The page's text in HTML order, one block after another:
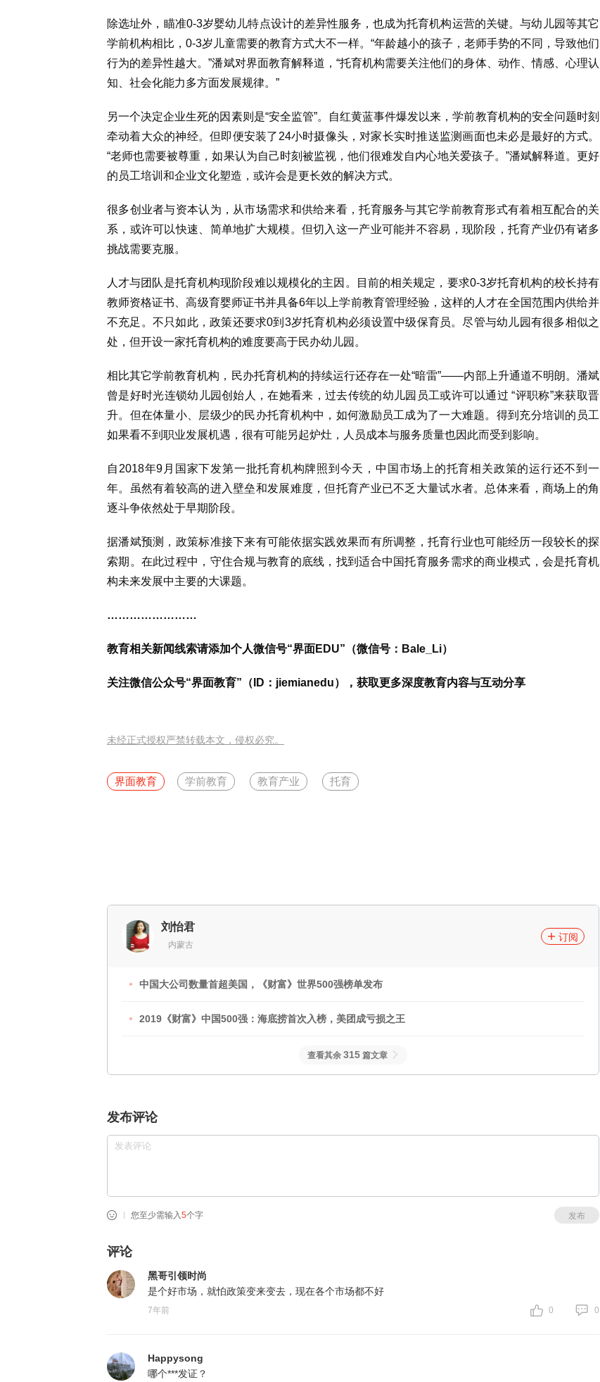
除选址外，瞄准0-3岁婴幼儿特点设计的差异性服务，也成为托育机构运营的关键。与幼儿园等其它
学前机构相比，0-3岁儿童需要的教育方式大不一样。“年龄越小的孩子，老师手势的不同，导致他们
行为的差异性越大。”潘斌对界面教育解释道，“托育机构需要关注他们的身体、动作、情感、心理认
知、社会化能力多方面发展规律。”
另一个决定企业生死的因素则是“安全监管”。自红黄蓝事件爆发以来，学前教育机构的安全问题时刻
牵动着大众的神经。但即便安装了24小时摄像头，对家长实时推送监测画面也未必是最好的方式。
“老师也需要被尊重，如果认为自己时刻被监视，他们很难发自内心地关爱孩子。”潘斌解释道。更好
的员工培训和企业文化塑造，或许会是更长效的解决方式。
很多创业者与资本认为，从市场需求和供给来看，托育服务与其它学前教育形式有着相互配合的关
系，或许可以快速、简单地扩大规模。但切入这一产业可能并不容易，现阶段，托育产业仍有诸多
挑战需要克服。
人才与团队是托育机构现阶段难以规模化的主因。目前的相关规定，要求0-3岁托育机构的校长持有
教师资格证书、高级育婴师证书并具备6年以上学前教育管理经验，这样的人才在全国范围内供给并
不充足。不只如此，政策还要求0到3岁托育机构必须设置中级保育员。尽管与幼儿园有很多相似之
处，但开设一家托育机构的难度要高于民办幼儿园。
相比其它学前教育机构，民办托育机构的持续运行还存在一处“暗雷”——内部上升通道不明朗。潘斌
曾是好时光连锁幼儿园创始人，在她看来，过去传统的幼儿园员工或许可以通过 “评职称”来获取晋
升。但在体量小、层级少的民办托育机构中，如何激励员工成为了一大难题。得到充分培训的员工
如果看不到职业发展机遇，很有可能另起炉灶，人员成本与服务质量也因此而受到影响。
自2018年9月国家下发第一批托育机构牌照到今天，中国市场上的托育相关政策的运行还不到一
年。虽然有着较高的进入壁垒和发展难度，但托育产业已不乏大量试水者。总体来看，商场上的角
逐斗争依然处于早期阶段。
据潘斌预测，政策标准接下来有可能依据实践效果而有所调整，托育行业也可能经历一段较长的探
索期。在此过程中，守住合规与教育的底线，找到适合中国托育服务需求的商业模式，会是托育机
构未来发展中主要的大课题。
……………………​
教育相关新闻线索请添加个人微信号“界面EDU”（微信号：Bale_Li）
关注微信公众号“界面教育”（ID：jiemianedu），获取更多深度教育内容与互动分享
未经正式授权严禁转载本文，侵权必究。
界面教育 学前教育 教育产业 托育
刘怡君
内蒙古
订阅
中国大公司数量首超美国，《财富》世界500强榜单发布
2019《财富》中国500强：海底捞首次入榜，美团成亏损之王
查看其余 315 篇文章
发布评论
您至少需输入 5个字 发布
评论
黑哥引领时尚
是个好市场，就怕政策变来变去，现在各个市场都不好
7年前 0 0
Happysong
哪个***发证？